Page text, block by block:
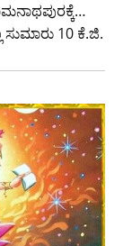
10 ಕೆ.ಜಿ.